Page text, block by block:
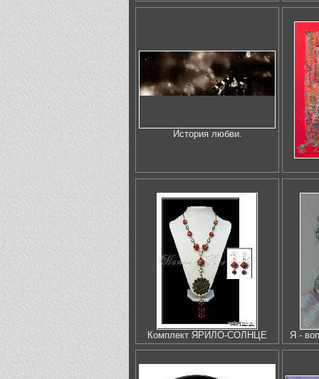
История любви.
Комплект ЯРИЛО-СОЛНЦЕ Я -